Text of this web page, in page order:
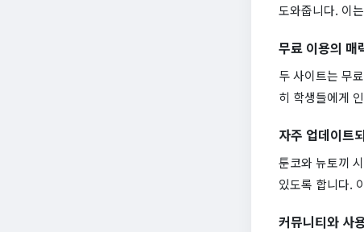
도와줍니다. 이
무료 이용의 매
두 사이트는 무
히 학생들에게
자주 업데이트
툰코와 뉴토끼
있도록 합니다.
커뮤니티와 사